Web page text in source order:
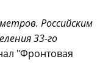
Российским
33-го
"Фронтовая